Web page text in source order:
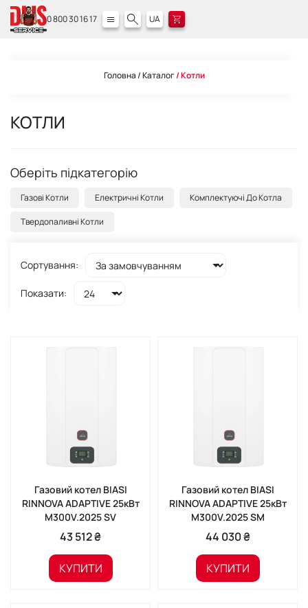
0 800 30 16 17 UA
Головна Каталог Котли
КОТЛИ
Оберіть підкатегорію
Газові Котли Електричні Котли Комплектуючі До Котла
Твердопаливні Котли
Сортування:
Показати:
Газовий котел BIASI
RINNOVA ADAPTIVE 25кВт
M300V.2025 SV
43 512 ₴
КУПИТИ
Газовий котел BIASI
RINNOVA ADAPTIVE 25кВт
M300V.2025 SМ
44 030 ₴
КУПИТИ